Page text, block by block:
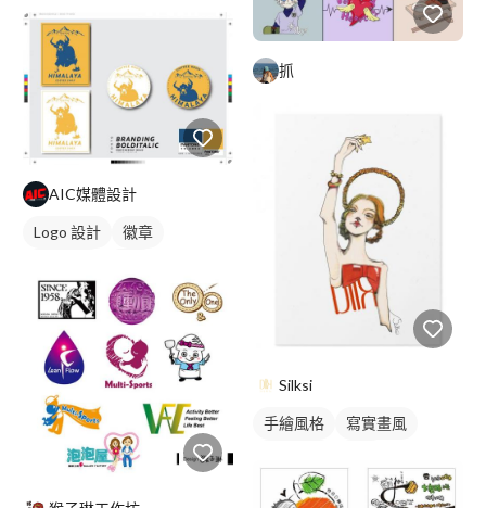
AIC媒體設計
Logo 設計
徽章
抓
Silksi
手繪風格
寫實畫風
人物插畫